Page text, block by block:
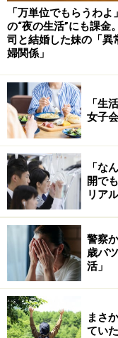
て、気持ちが結び
ますが、この年で
ないかも」
夜中にふと目覚め
ることもあるという
50代同士の付
「独身が長くなる
れませんね」
そう言って笑うの
が長いため、誰か
がって結婚という
を拒んでいるわけ
「ただ、この年齢
すればいいんでし
「万単位でもらうわよ
の“夜の生活”にも課金
司と結婚した妹の「異
婦関係」
「生
女子
「な
開で
リアル
警察
歳バ
活」
まさ
てい